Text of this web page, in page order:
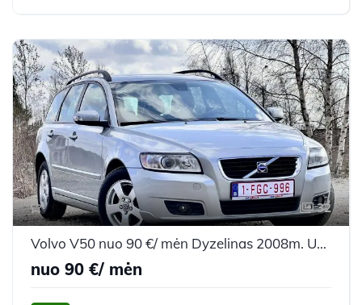
32
Volvo V50 nuo 90 €/ mėn Dyzelinas 2008m. Universalas Mechaninė
nuo 90 €/ mėn